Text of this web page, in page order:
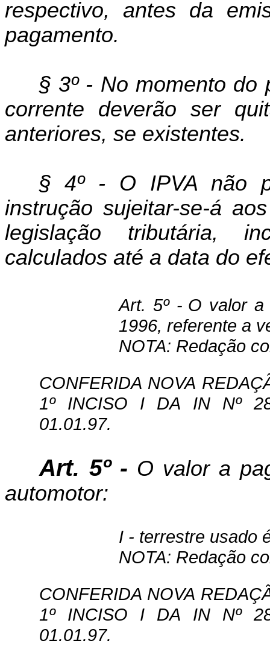
respectivo, antes da
pagamento.
§ 3º - No momento do
corrente deverão ser
anteriores, se existentes.
§ 4º - O IPVA não
instrução sujeitar-se-á
legislação tributária,
calculados até a data do
Art. 5º - O valor a
1996, referente a
NOTA: Redação
CONFERIDA NOVA
1º INCISO I DA IN Nº
01.01.97.
Art. 5º - O valor a
automotor:
I - terrestre usado
NOTA: Redação
CONFERIDA NOVA
1º INCISO I DA IN Nº
01.01.97.